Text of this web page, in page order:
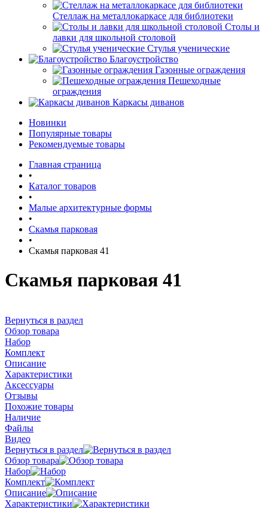
Стеллаж на металлокаркасе для библиотеки
Столы и
лавки для школьной столовой
Стулья ученические
Благоустройство
Газонные ограждения
Пешеходные
ограждения
Каркасы диванов
Новинки
Популярные товары
Рекомендуемые товары
Главная страница
•
Каталог товаров
•
Малые архитектурные формы
•
Скамья парковая
•
Скамья парковая 41
Скамья парковая 41
Вернуться в раздел
Обзор товара
Набор
Комплект
Описание
Характеристики
Аксессуары
Отзывы
Похожие товары
Наличие
Файлы
Видео
Вернуться в раздел
Обзор товара
Набор
Комплект
Описание
Характеристики